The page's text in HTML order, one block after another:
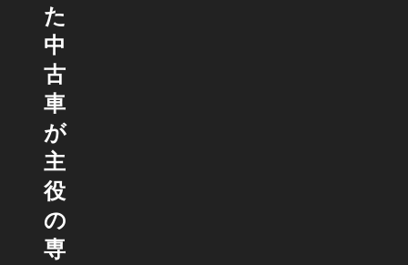
た
中
古
車
が
主
役
の
専